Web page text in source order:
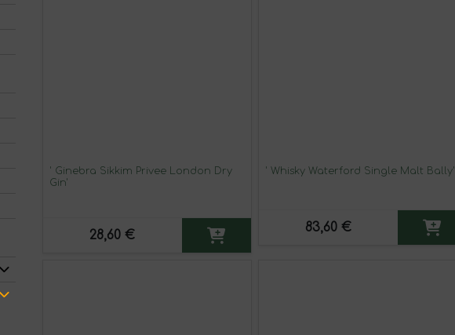
' Ginebra Sikkim Privee London Dry
Gin'
28,60 €
' Whisky Waterford Single Malt Bally'
83,60 €